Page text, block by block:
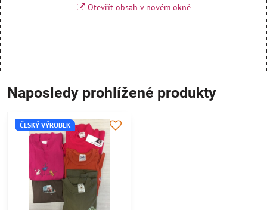
Otevřít obsah v novém okně
Naposledy prohlížené produkty
ČESKÝ VÝROBEK